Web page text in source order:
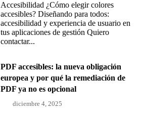
Accesibilidad ¿Cómo elegir colores
accesibles? Diseñando para todos:
accesibilidad y experiencia de usuario en
tus aplicaciones de gestión Quiero
contactar...
PDF accesibles: la nueva obligación
europea y por qué la remediación de
PDF ya no es opcional
diciembre 4, 2025